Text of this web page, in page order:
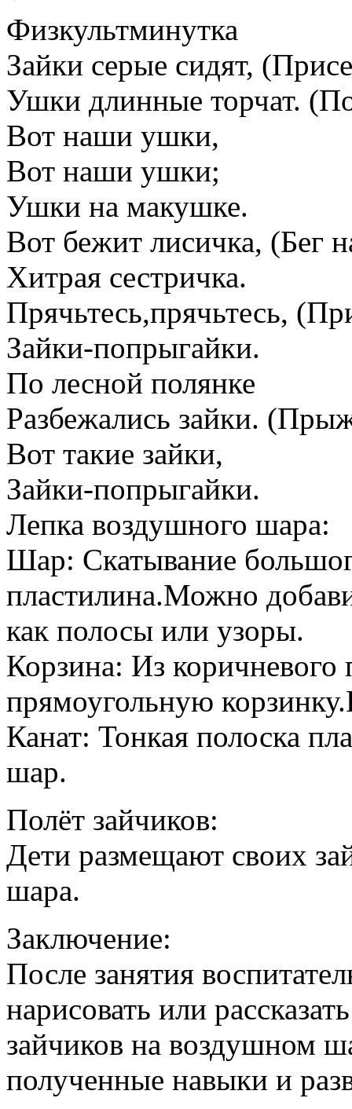
Физкультминутка
Зайки серые сидят,
Ушки длинные торчат.
Вот наши ушки,
Вот наши ушки;
Ушки на макушке.
Вот бежит лисичка, (Бег
Хитрая сестричка.
Прячьтесь,прячьтесь,
Зайки-попрыгайки.
По лесной полянке
Разбежались зайки.
Вот такие зайки,
Зайки-попрыгайки.
Лепка воздушного шара:
Шар: Скатывание
пластилина.Можно
как полосы или узоры.
Корзина: Из коричневого
прямоугольную
Канат: Тонкая полоска
шар.
Полёт зайчиков:
Дети размещают своих
шара.
Заключение:
После занятия
нарисовать или
зайчиков на воздушном
полученные навыки и